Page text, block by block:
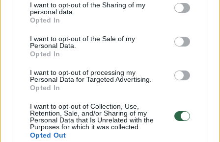
I want to opt-out of the Sharing of my
personal data.
Opted In
I want to opt-out of the Sale of my
Personal Data.
Opted In
I want to opt-out of processing my
Personal Data for Targeted Advertising.
Opted In
I want to opt-out of Collection, Use,
Retention, Sale, and/or Sharing of my
Personal Data that Is Unrelated with the
Purposes for which it was collected.
Opted Out
Sibiro šiaurėje per fabriko
du žmonės
Įmonės cechas sugriuvo ankstų vasario 20 d.
rytą. Sugriuvusi zona buvo maždaug 1 tūkst.
kv. m ploto, o nelaimės metu ten buvo